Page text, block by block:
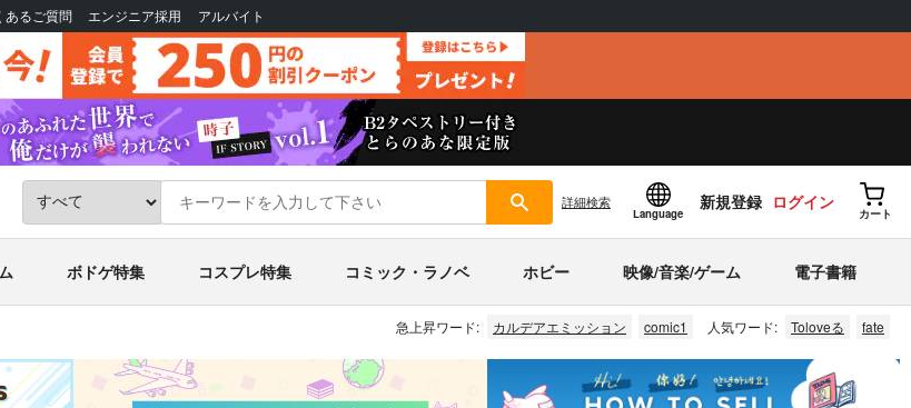
あるご質問 エンジニア採用 アルバイト
詳細検索
Language
新規登録 ログイン
カート
ボドゲ特集 コスプレ特集 コミック・ラノベ ホビー 映像/音楽/ゲーム 電子書籍
急上昇ワード: カルデアエミッション comic1 人気ワード: Toloveる fate